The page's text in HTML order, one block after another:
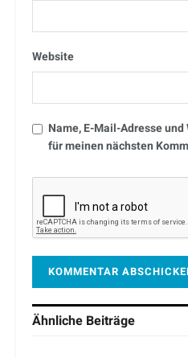
Website
Name, E-Mail-Adresse
für meinen nächsten
Ähnliche Beiträge